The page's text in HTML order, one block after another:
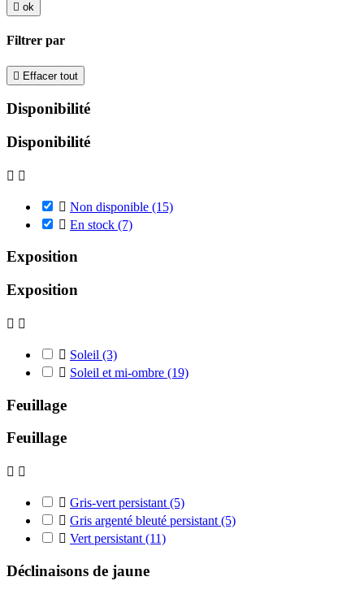
 ok
Filtrer par
 Effacer tout
Disponibilité
Disponibilité
 
 Non disponible (15)
 En stock (7)
Exposition
Exposition
 
 Soleil (3)
 Soleil et mi-ombre (19)
Feuillage
Feuillage
 
 Gris-vert persistant (5)
 Gris argenté bleuté persistant (5)
 Vert persistant (11)
Déclinaisons de jaune